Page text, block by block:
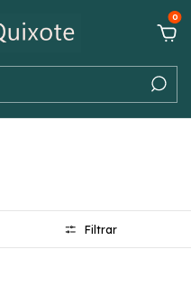
0
Filtrar